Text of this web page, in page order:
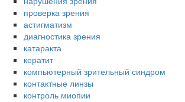
проверка зрения
астигматизм
диагностика зрения
катаракта
кератит
компьютерный зрительный синдром
контактные линзы
контроль миопии